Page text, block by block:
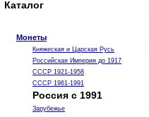
Каталог
Монеты
Княжеская и Царская Русь
Российская Империя до 1917
СССР 1921-1958
СССР 1961-1991
Россия с 1991
Зарубежье